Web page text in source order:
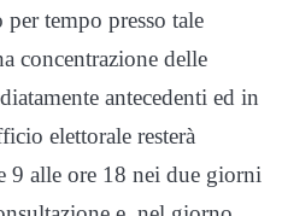
per tempo presso tale
concentrazione delle
antecedenti ed in
elettorale resterà
9 alle ore 18 nei due giorni